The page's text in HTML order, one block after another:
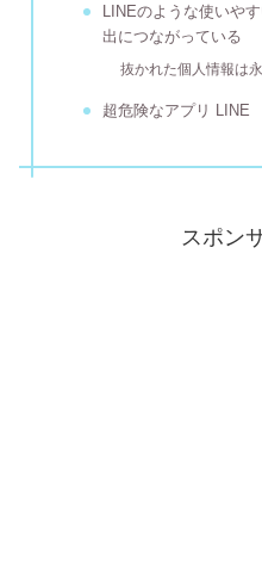
LINEのような使いや
出につながっている
抜かれた個人情報は
超危険なアプリ LINE
スポン